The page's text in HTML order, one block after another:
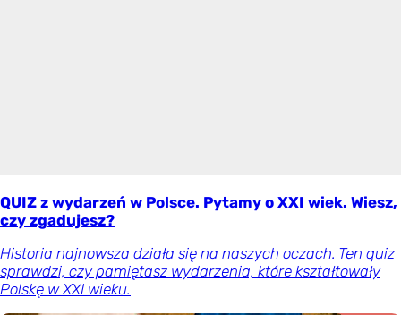
QUIZ z wydarzeń w Polsce. Pytamy o XXI wiek. Wiesz,
czy zgadujesz?
Historia najnowsza działa się na naszych oczach. Ten quiz
sprawdzi, czy pamiętasz wydarzenia, które kształtowały
Polskę w XXI wieku.